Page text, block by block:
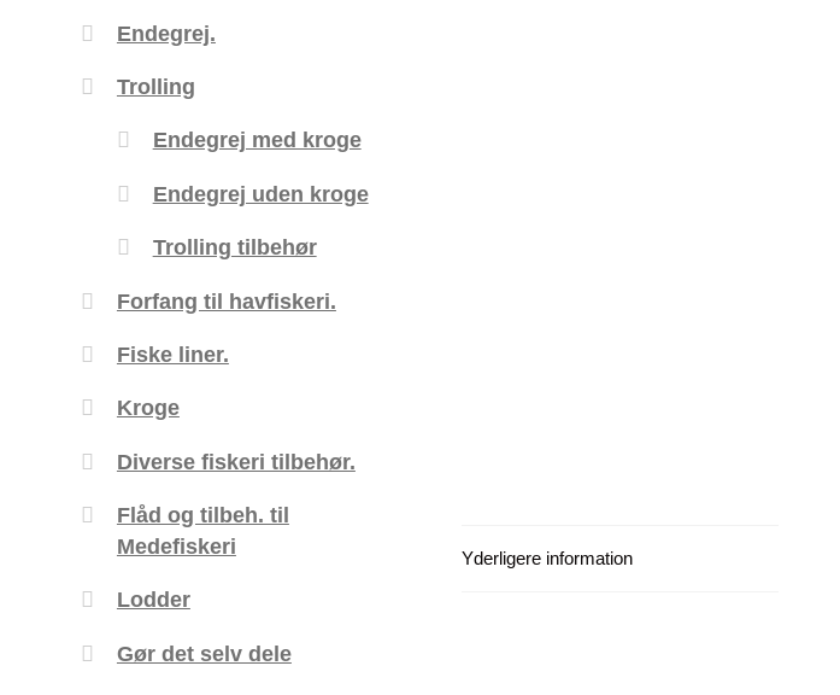
Yderligere information
Endegrej.
Trolling
Endegrej med kroge
Endegrej uden kroge
Trolling tilbehør
Forfang til havfiskeri.
Fiske liner.
Kroge
Diverse fiskeri tilbehør.
Flåd og tilbeh. til
Medefiskeri
Lodder
Gør det selv dele